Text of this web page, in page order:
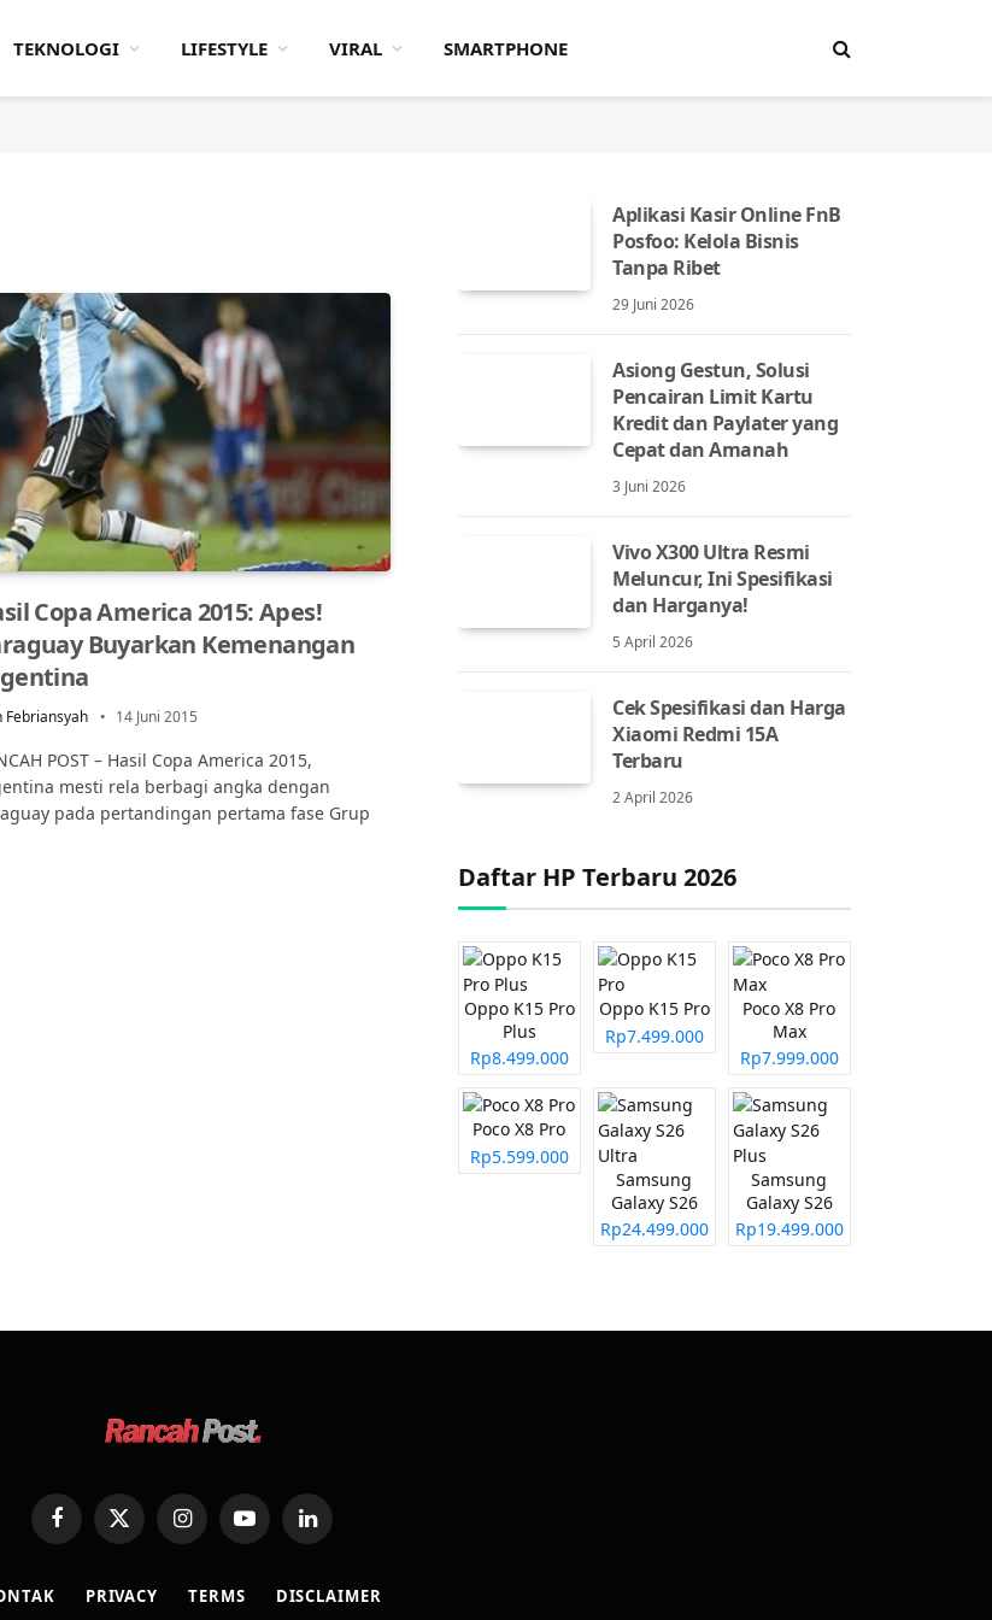
TEKNOLOGI LIFESTYLE VIRAL SMARTPHONE
Copa America 2015: Apes!
Buyarkan Kemenangan
Febriansyah 14 Juni 2015
POST – Hasil Copa America 2015,
mesti rela berbagi angka dengan
pada pertandingan pertama fase Grup
Aplikasi Kasir Online FnB
Posfoo: Kelola Bisnis
Tanpa Ribet
29 Juni 2026
Asiong Gestun, Solusi
Pencairan Limit Kartu
Kredit dan Paylater yang
Cepat dan Amanah
3 Juni 2026
Vivo X300 Ultra Resmi
Meluncur, Ini Spesifikasi
dan Harganya!
5 April 2026
Cek Spesifikasi dan Harga
Xiaomi Redmi 15A
Terbaru
2 April 2026
Daftar HP Terbaru 2026
Oppo K15 Pro
Plus
Rp8.499.000
Oppo K15 Pro
Rp7.499.000
Poco X8 Pro
Max
Rp7.999.000
Poco X8 Pro
Rp5.599.000
Samsung
Galaxy S26
Ultra
Rp24.499.000
Samsung
Galaxy S26
Plus
Rp19.499.000
FacebookX
(Twitter)
InstagramYouTubeLinkedIn
PRIVACY TERMS DISCLAIMER